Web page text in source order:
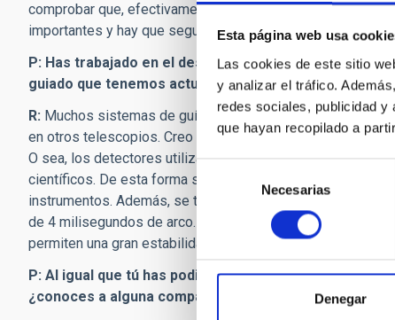
Esta página web usa
Las cookies de este sitio
y analizar el tráfico.
redes sociales, publicidad y
que hayan recopilado a
consentimiento
Necesarias
Denegar
comprobar que, efectivamente, está allí o conseguir
importantes y hay que seguir con ambos.
P: Has trabajado en el desarrollo delFine Guidance
guiado que tenemos actualmente y qué avances
R: Muchos sistemas de guía suelen utilizar giróscopos o
en otros telescopios. Creo que el del telescopio espacial
O sea, los detectores utilizados para el guiado operan en
científicos. De esta forma se podrá guiar utilizando
instrumentos. Además, se trata de un sistema de altísima
de 4 milisegundos de arco. Dará posiciones muy precisas
permiten una gran estabilidad y precisión en el apuntado,
P: Al igual que tú has podido conciliar tu vida familiar
¿conoces a alguna compañera que haya tenido que